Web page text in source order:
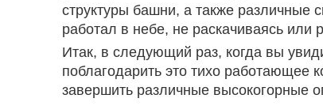
структуры башни, а также различные
работал в небе, не раскачиваясь или
Итак, в следующий раз, когда вы
поблагодарить это тихо
завершить различные высокогорные